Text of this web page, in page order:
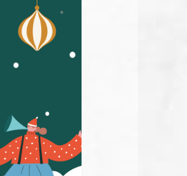
喜辰港式點心茶
餐廳
横浜焼き鳥·達磨
千日前店 中央韓
鍋酒舍